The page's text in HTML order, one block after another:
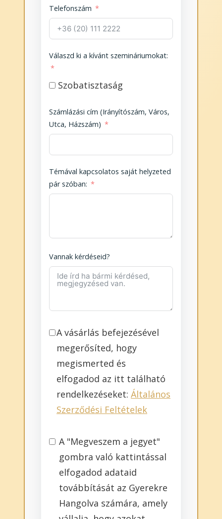
Telefonszám
Válaszd ki a kívánt szemináriumokat:
Szobatisztaság
Számlázási cím (Irányítószám, Város,
Utca, Házszám)
Témával kapcsolatos saját helyzeted
pár szóban:
Vannak kérdéseid?
A vásárlás befejezésével
megerősíted, hogy
megismerted és
elfogadod az itt található
rendelkezéseket: Általános
Szerződési Feltételek
A "Megveszem a jegyet"
gombra való kattintással
elfogadod adataid
továbbítását az Gyerekre
Hangolva számára, amely